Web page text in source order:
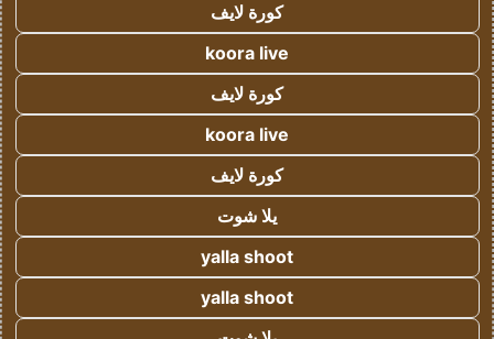
كورة لايف
koora live
كورة لايف
koora live
كورة لايف
يلا شوت
yalla shoot
yalla shoot